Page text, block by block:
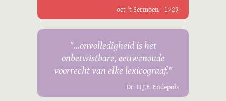
oet 't Sermoen - 1729
"...onvolledigheid is het
onbetwistbare, eeuwenoude
voorrecht van elke lexicograaf."
Dr. H.J.E. Endepols